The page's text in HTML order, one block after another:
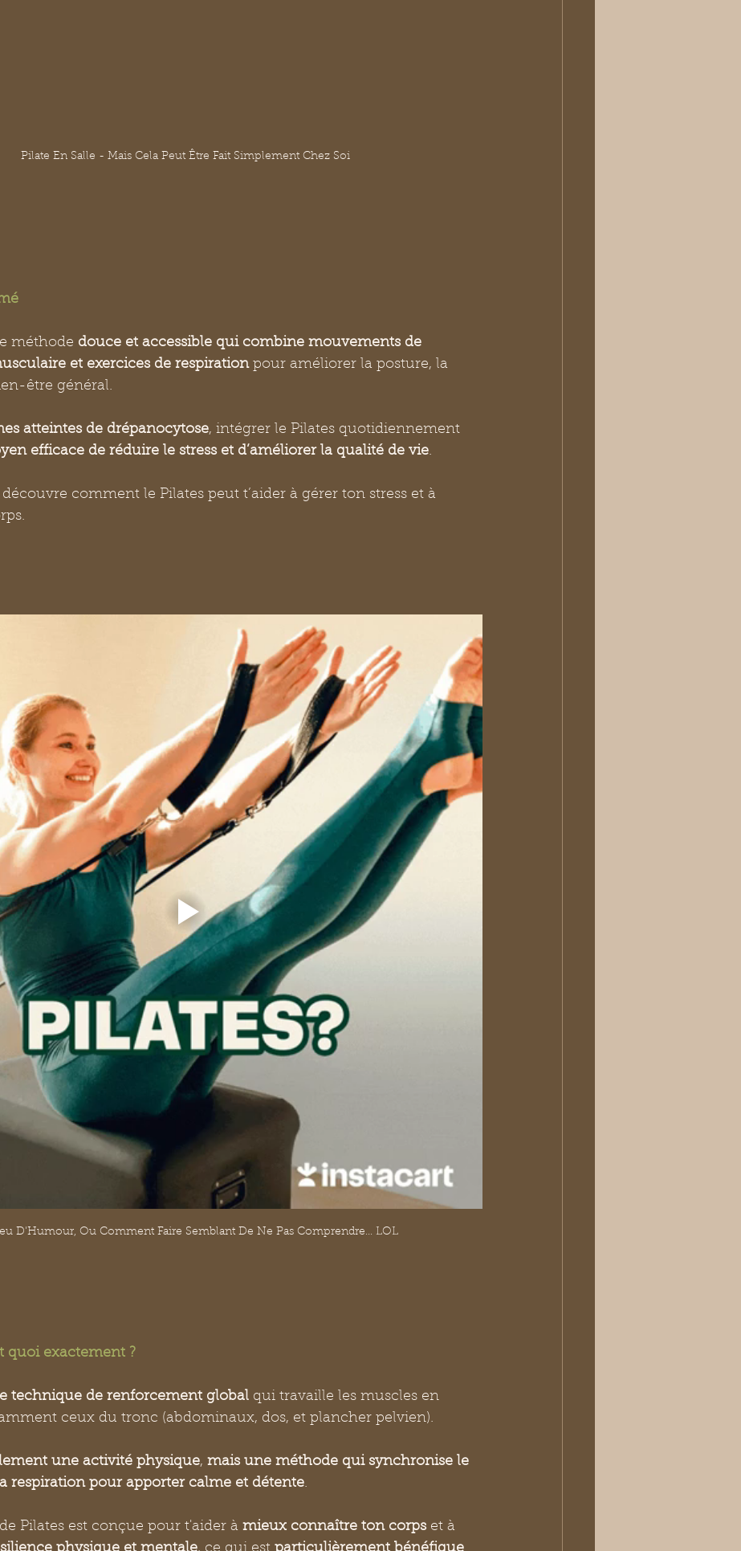
Pilate En Salle - Mais Cela Peut Être Fait Simplement Chez Soi
méthode douce et accessible qui combine mouvements de
et exercices de respiration pour améliorer la posture, la
être général.
atteintes de drépanocytose, intégrer le Pilates quotidiennement
efficace de réduire le stress et d’améliorer la qualité de vie.
comment le Pilates peut t’aider à gérer ton stress et à
D'Humour, Ou Comment Faire Semblant De Ne Pas Comprendre... LOL
quoi exactement ?
technique de renforcement global qui travaille les muscles en
ceux du tronc (abdominaux, dos, et plancher pelvien).
une activité physique, mais une méthode qui synchronise le
respiration pour apporter calme et détente.
Pilates est conçue pour t'aider à mieux connaître ton corps et à